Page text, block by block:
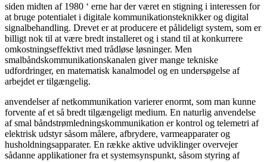
siden midten af 1980 ‘ erne har der været en stigning i interessen for
at bruge potentialet i digitale kommunikationsteknikker og digital
signalbehandling. Drevet er at producere et pålideligt system, som er
billigt nok til at være bredt installeret og i stand til at konkurrere
omkostningseffektivt med trådløse løsninger. Men
smalbåndskommunikationskanalen giver mange tekniske
udfordringer, en matematisk kanalmodel og en undersøgelse af
arbejdet er tilgængelig.
anvendelser af netkommunikation varierer enormt, som man kunne
forvente af et så bredt tilgængeligt medium. En naturlig anvendelse
af smal båndstrømledningskommunikation er kontrol og telemetri af
elektrisk udstyr såsom målere, afbrydere, varmeapparater og
husholdningsapparater. En række aktive udviklinger overvejer
sådanne applikationer fra et systemsynspunkt, såsom styring af